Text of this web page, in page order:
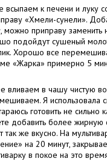
всыпаем к печени и луку
«Хмели-сунели».
можно приправу
подойдут сушеный
Хорошо все
«Жарка» примерно 5
вливаем в чашу чистую
Я использовала
готовить не
добавить более жирную
так же вкусно. На
на 20 минут,
в покое на это